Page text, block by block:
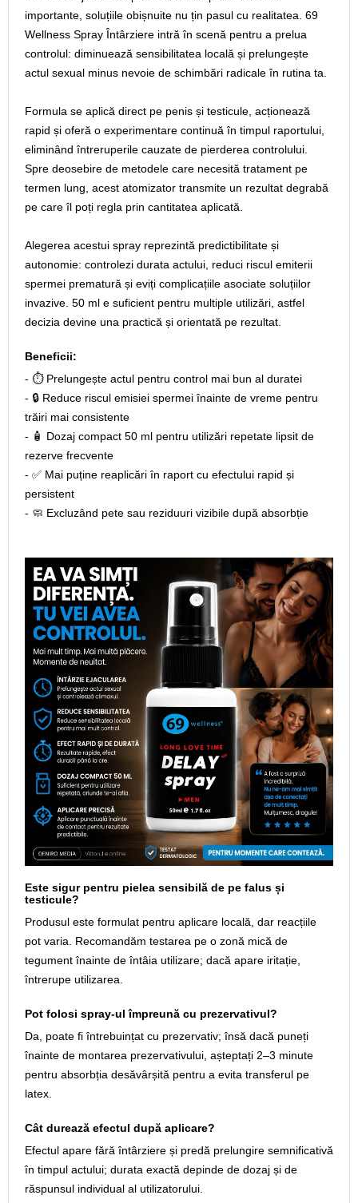
importante, soluțiile obișnuite nu țin pasul cu realitatea. 69
Wellness Spray Întârziere intră în scenă pentru a prelua
controlul: diminuează sensibilitatea locală și prelungește
actul sexual minus nevoie de schimbări radicale în rutina ta.
Formula se aplică direct pe penis și testicule, acționează
rapid și oferă o experimentare continuă în timpul raportului,
eliminând întreruperile cauzate de pierderea controlului.
Spre deosebire de metodele care necesită tratament pe
termen lung, acest atomizator transmite un rezultat degrabă
pe care îl poți regla prin cantitatea aplicată.
Alegerea acestui spray reprezintă predictibilitate și
autonomie: controlezi durata actului, reduci riscul emiterii
spermei prematură și eviți complicațiile asociate soluțiilor
invazive. 50 ml e suficient pentru multiple utilizări, astfel
decizia devine una practică și orientată pe rezultat.
Beneficii:
- ⏱️ Prelungește actul pentru control mai bun al duratei
- 🔒 Reduce riscul emisiei spermei înainte de vreme pentru
trăiri mai consistente
- 🧴 Dozaj compact 50 ml pentru utilizări repetate lipsit de
rezerve frecvente
- ✅ Mai puține reaplicări în raport cu efectului rapid și
persistent
- 🧼 Excluzând pete sau reziduuri vizibile după absorbție
Este sigur pentru pielea sensibilă de pe falus și
testicule?
Produsul este formulat pentru aplicare locală, dar reacțiile
pot varia. Recomandăm testarea pe o zonă mică de
tegument înainte de întâia utilizare; dacă apare iritație,
întrerupe utilizarea.
Pot folosi spray-ul împreună cu prezervativul?
Da, poate fi întrebuințat cu prezervativ; însă dacă puneți
înainte de montarea prezervativului, așteptați 2–3 minute
pentru absorbția desăvârșită pentru a evita transferul pe
latex.
Cât durează efectul după aplicare?
Efectul apare fără întârziere și predă prelungire semnificativă
în timpul actului; durata exactă depinde de dozaj și de
răspunsul individual al utilizatorului.